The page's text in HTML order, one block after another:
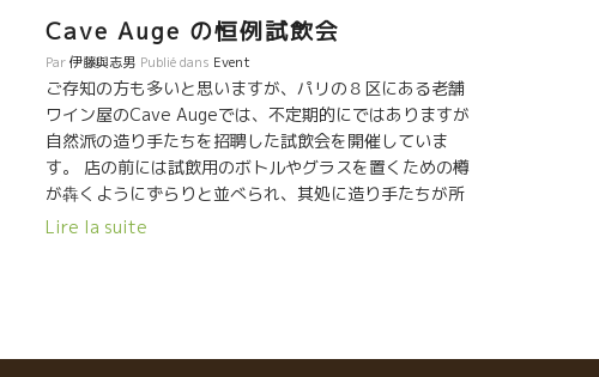
しんだ。 大物醸造家に囲まれて若手も頑張っている。
THOMAS ROUANET＊トーマ・ルアネがいた。森に囲ま
れた素晴らしい畑を持つトーマ。４年目を迎えて品質も
一段と上がって来た。濃縮感を保ちながらもビュバビリ
テ飲みやすさを備えている。マニフィック。 ルシオン
地方は小規模でありながらPASSIONで溢れている若手醸
造家の宝庫だ。DOMAINE RIVATON＊ドーメヌ・リヴァ
トンのFrédéric＊フレデリック・リヴァトンもその一
Cave Auge の恒例試飲会
Par伊藤與志男 Publié dans Event
ご存知の方も多いと思いますが、パリの８区にある老舗
ワイン屋のCave Augeでは、不定期的にではありますが
自然派の造り手たちを招聘した試飲会を開催していま
す。 店の前には試飲用のボトルやグラスを置くための樽
が犇くようにずらりと並べられ、其処に造り手たちが所
狭しに並んで試飲客を待ち受けているのです。いつも地
Lire la suite